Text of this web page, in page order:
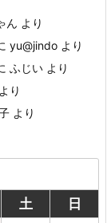
ん より
yu@jindo より
ふじい より
より
より
土
日